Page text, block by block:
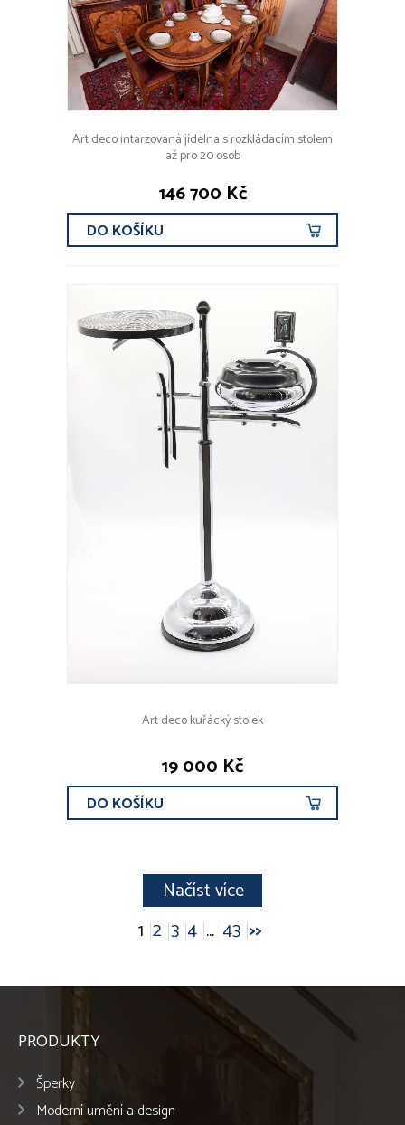
Art deco intarzovaná jídelna s rozkládacím stolem
až pro 20 osob
146 700 Kč
DO KOŠÍKU
Art deco kuřácký stolek
19 000 Kč
DO KOŠÍKU
Načíst více
1 2 3 4 ... 43 >>
PRODUKTY
Šperky
Moderní umění a design